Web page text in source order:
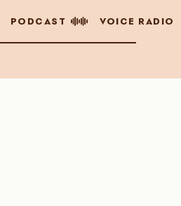
PODCAST VOICE RADIO